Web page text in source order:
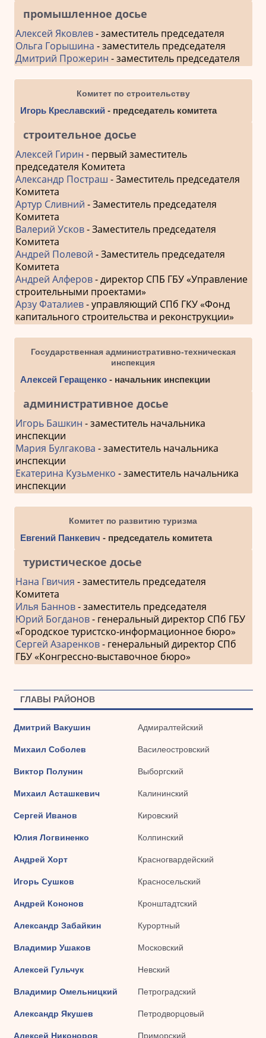
промышленное досье
Алексей Яковлев- заместитель председателя
Ольга Горышина - заместитель председателя
Дмитрий Прожерин - заместитель председателя
Комитет по строительству
Игорь Креславский - председатель комитета
строительное досье
Алексей Гирин - первый заместитель
председателя Комитета
Александр Постраш - Заместитель председателя
Комитета
Артур Сливний - Заместитель председателя
Комитета
Валерий Усков- Заместитель председателя
Комитета
Андрей Полевой - Заместитель председателя
Комитета
Андрей Алферов- директор СПБ ГБУ «Управление
строительными проектами»
Арзу Фаталиев- управляющий СПб ГКУ «Фонд
капитального строительства и реконструкции»
Государственная административно-техническая
инспекция
Алексей Геращенко- начальник инспекции
административное досье
Игорь Башкин - заместитель начальника
инспекции
Мария Булгакова - заместитель начальника
инспекции
Екатерина Кузьменко - заместитель начальника
инспекции
Комитет по развитию туризма
Евгений Панкевич - председатель комитета
туристическое досье
Нана Гвичия - заместитель председателя
Комитета
Илья Баннов- заместитель председателя
Юрий Богданов- генеральный директор СПб ГБУ
«Городское туристско-информационное бюро»
Сергей Азаренков- генеральный директор СПб
ГБУ «Конгрессно-выставочное бюро»
ГЛАВЫ РАЙОНОВ
Дмитрий Вакушин Адмиралтейский
Михаил Соболев Василеостровский
Виктор Полунин Выборгский
Михаил Асташкевич Калининский
Сергей Иванов Кировский
Юлия Логвиненко Колпинский
Андрей Хорт Красногвардейский
Игорь Сушков Красносельский
Андрей Кононов Кронштадтский
Александр Забайкин Курортный
Владимир Ушаков Московский
Алексей Гульчук Невский
Владимир Омельницкий Петроградский
Александр Якушев Петродворцовый
Алексей Никоноров Приморский